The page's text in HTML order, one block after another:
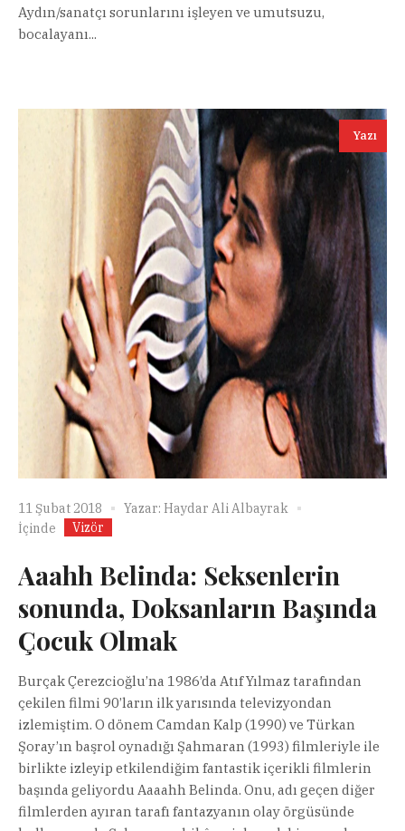
Aydın/sanatçı sorunlarını işleyen ve umutsuzu,
bocalayanı...
Yazı
11 Şubat 2018 Yazar: Haydar Ali Albayrak
İçinde
Vizör
Aaahh Belinda: Seksenlerin
sonunda, Doksanların Başında
Çocuk Olmak
Burçak Çerezcioğlu’na 1986’da Atıf Yılmaz tarafından
çekilen filmi 90’ların ilk yarısında televizyondan
izlemiştim. O dönem Camdan Kalp (1990) ve Türkan
Şoray’ın başrol oynadığı Şahmaran (1993) filmleriyle ile
birlikte izleyip etkilendiğim fantastik içerikli filmlerin
başında geliyordu Aaaahh Belinda. Onu, adı geçen diğer
filmlerden ayıran tarafı fantazyanın olay örgüsünde